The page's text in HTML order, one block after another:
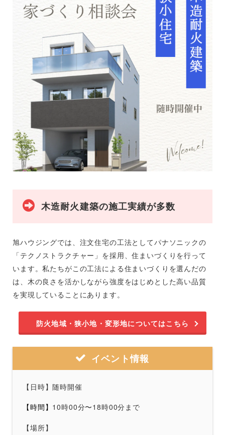
木造耐火建築の施工実績が多数
旭ハウジングでは、注文住宅の工法としてパナソニックの
「テクノストラクチャー」を採用、住まいづくりを行って
います。私たちがこの工法による住まいづくりを選んだの
は、木の良さを活かしながら強度をはじめとした高い品質
を実現していることにあります。
防火地域・狭小地・変形地についてはこちら
イベント情報
【日時】随時開催
【時間】 10時00分〜18時00分まで
【場所】